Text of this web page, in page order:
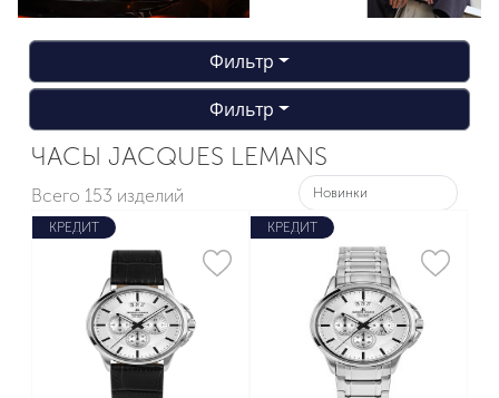
Фильтр
Фильтр
ЧАСЫ JACQUES LEMANS
Всего 153 изделий
КРЕДИТ КРЕДИТ